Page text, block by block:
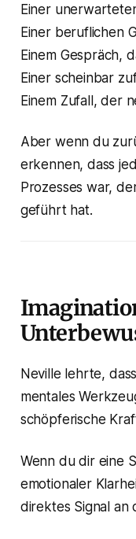
Einer
Einer beruflichen
Einem Gespräch,
Einer scheinbar
Einem Zufall, der
Aber wenn du
erkennen, dass
Prozesses war,
geführt hat.
Neville lehrte,
mentales
schöpferische
Wenn du dir eine
emotionaler
direktes Signal an